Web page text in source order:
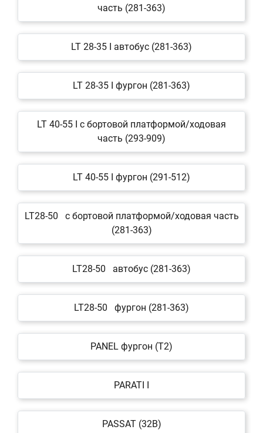
часть (281-363)
LT 28-35 I автобус (281-363)
LT 28-35 I фургон (281-363)
LT 40-55 I c бортовой платформой/ходовая
часть (293-909)
LT 40-55 I фургон (291-512)
LT28-50 c бортовой платформой/ходовая часть
(281-363)
LT28-50 автобус (281-363)
LT28-50 фургон (281-363)
PANEL фургон (T2)
PARATI I
PASSAT (32B)